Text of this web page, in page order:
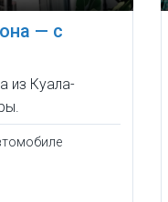
— с
из Куала-